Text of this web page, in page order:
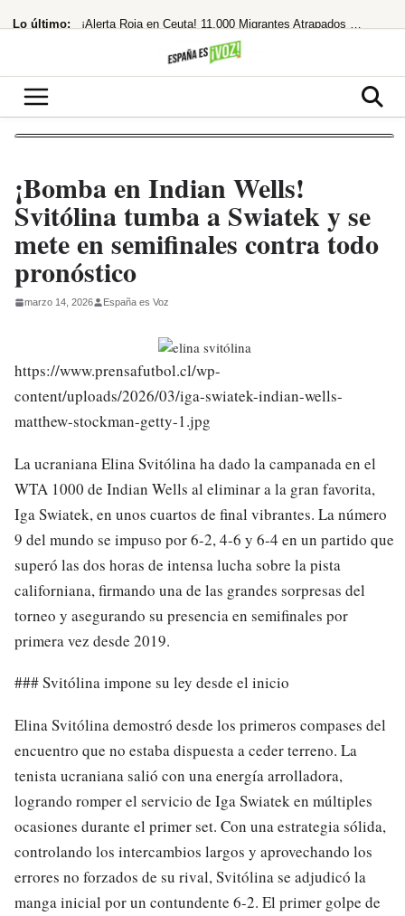
al Lo último: ¡Alerta Roja en Ceuta! 11.000 Migrantes Atrapados y Tensión Máxima con Marruecos
Robótico y repetitivo», pero elogia a Bolaños y Rufián
¡Deco se sale! El director deportivo del Barça revoluciona el mercado a golpe
¡Bomba en Indian Wells!
Svitólina tumba a Swiatek y se
mete en semifinales contra todo
pronóstico
marzo 14, 2026 España es Voz
https://www.prensafutbol.cl/wp-
content/uploads/2026/03/iga-swiatek-indian-wells-
matthew-stockman-getty-1.jpg
La ucraniana Elina Svitólina ha dado la campanada en el
WTA 1000 de Indian Wells al eliminar a la gran favorita,
Iga Swiatek, en unos cuartos de final vibrantes. La número
9 del mundo se impuso por 6-2, 4-6 y 6-4 en un partido que
superó las dos horas de intensa lucha sobre la pista
californiana, firmando una de las grandes sorpresas del
torneo y asegurando su presencia en semifinales por
primera vez desde 2019.
### Svitólina impone su ley desde el inicio
Elina Svitólina demostró desde los primeros compases del
encuentro que no estaba dispuesta a ceder terreno. La
tenista ucraniana salió con una energía arrolladora,
logrando romper el servicio de Iga Swiatek en múltiples
ocasiones durante el primer set. Con una estrategia sólida,
controlando los intercambios largos y aprovechando los
errores no forzados de su rival, Svitólina se adjudicó la
manga inicial por un contundente 6-2. El primer golpe de